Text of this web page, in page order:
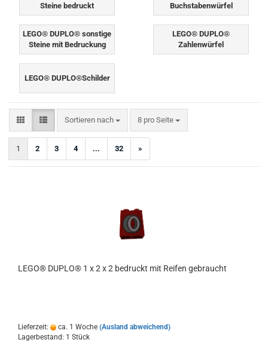
Steine bedruckt
Buchstabenwürfel
LEGO® DUPLO® sonstige
Steine mit Bedruckung
LEGO® DUPLO®
Zahlenwürfel
LEGO® DUPLO®Schilder
Sortieren nach
Sortieren nach 8 pro Seite
pro Seite
1 2 3 4 ... 32 »
LEGO® DUPLO® 1 x 2 x 2 bedruckt mit Reifen gebraucht
Lieferzeit: ca. 1 Woche (Ausland abweichend)
Lagerbestand: 1 Stück